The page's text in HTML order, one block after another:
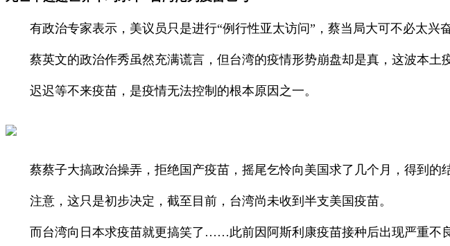
有政治专家表示，美议员只是进行“例行性亚太访问”，蔡当局大可不必太兴奋
蔡英文的政治作秀虽然充满谎言，但台湾的疫情形势崩盘却是真，这波本土疫
迟迟等不来疫苗，是疫情无法控制的根本原因之一。
蔡蔡子大搞政治操弄，拒绝国产疫苗，摇尾乞怜向美国求了几个月，得到的
注意，这只是初步决定，截至目前，台湾尚未收到半支美国疫苗。
而台湾向日本求疫苗就更搞笑了……此前因阿斯利康疫苗接种后出现严重不良